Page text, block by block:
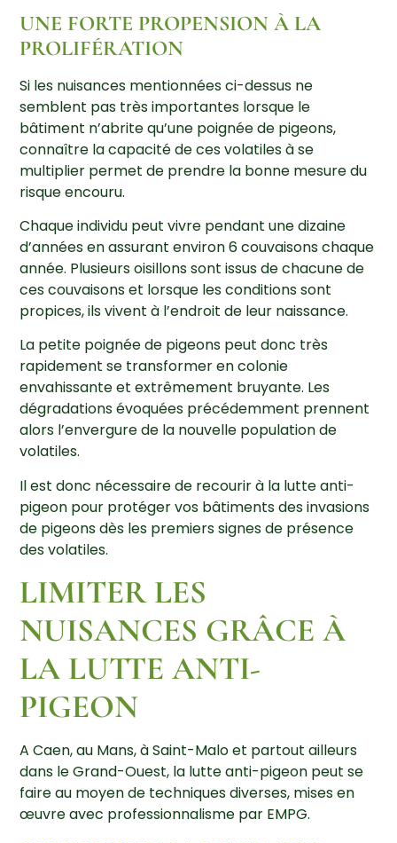
UNE FORTE PROPENSION À LA
PROLIFÉRATION
Si les nuisances mentionnées ci-dessus ne
semblent pas très importantes lorsque le
bâtiment n’abrite qu’une poignée de pigeons,
connaître la capacité de ces volatiles à se
multiplier permet de prendre la bonne mesure du
risque encouru.
Chaque individu peut vivre pendant une dizaine
d’années en assurant environ 6 couvaisons chaque
année. Plusieurs oisillons sont issus de chacune de
ces couvaisons et lorsque les conditions sont
propices, ils vivent à l’endroit de leur naissance.
La petite poignée de pigeons peut donc très
rapidement se transformer en colonie
envahissante et extrêmement bruyante. Les
dégradations évoquées précédemment prennent
alors l’envergure de la nouvelle population de
volatiles.
Il est donc nécessaire de recourir à la lutte anti-
pigeon pour protéger vos bâtiments des invasions
de pigeons dès les premiers signes de présence
des volatiles.
LIMITER LES
NUISANCES GRÂCE À
LA LUTTE ANTI-
PIGEON
A Caen, au Mans, à Saint-Malo et partout ailleurs
dans le Grand-Ouest, la lutte anti-pigeon peut se
faire au moyen de techniques diverses, mises en
œuvre avec professionnalisme par EMPG.